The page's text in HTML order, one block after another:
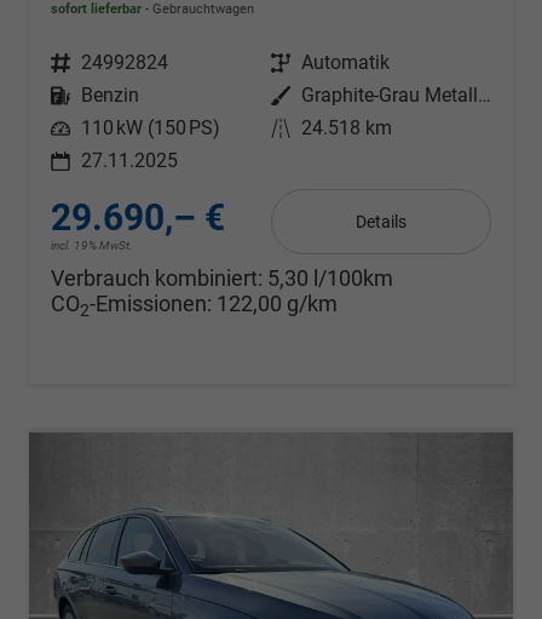
sofort lieferbar Gebrauchtwagen
Fahrzeugnr. 24992824 Getriebe Automatik
Kraftstoff
Benzin Außenfarbe
Graphite-Grau Metallic
Leistung 110 kW (150 PS) Kilometerstand 24.518 km
27.11.2025
29.690,– €
incl. 19% MwSt.
Details
Verbrauch kombiniert: 5,30 l/100km
CO2-Emissionen: 122,00 g/km